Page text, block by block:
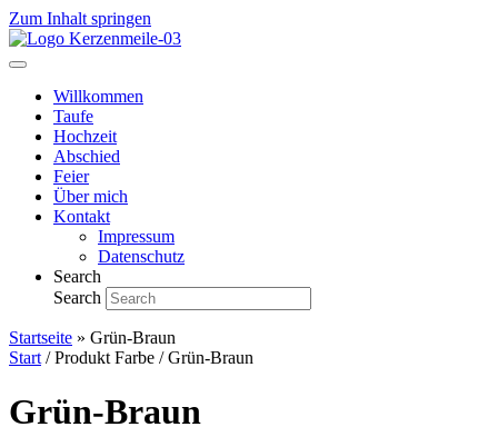
Zum Inhalt springen
Willkommen
Taufe
Hochzeit
Abschied
Feier
Über mich
Kontakt
Impressum
Datenschutz
Search
Search
Startseite » Grün-Braun
Start / Produkt Farbe / Grün-Braun
Grün-Braun